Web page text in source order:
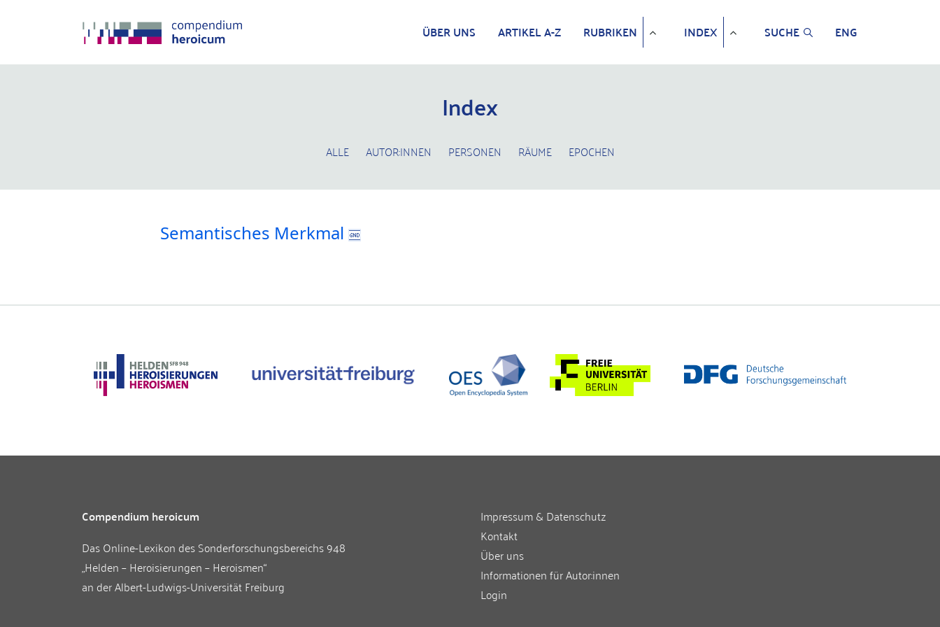
ÜBER UNS ARTIKEL A-Z RUBRIKEN INDEX SUCHE ENG
Index
ALLE AUTOR:INNEN PERSONEN RÄUME EPOCHEN
Semantisches Merkmal
Compendium heroicum
Das Online-Lexikon desSonderforschungsbereichs 948
„Helden – Heroisierungen – Heroismen“
an derAlbert-Ludwigs-Universität Freiburg
Impressum & Datenschutz
Kontakt
Über uns
Informationen für Autor:innen
Login